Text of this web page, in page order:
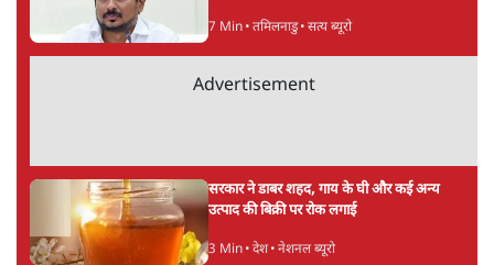
7 Min• तमिलनाडु• सत्य ब्यूरो
Advertisement
सरकार ने डाबर शहद, गाय के घी और कई अन्य
उत्पाद की बिक्री पर रोक लगाई
3 Min• देश• नेशनल ब्यूरो